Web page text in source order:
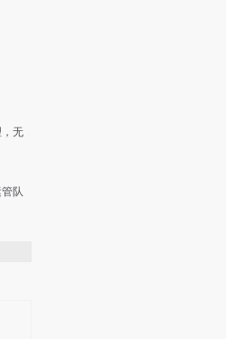
无
队